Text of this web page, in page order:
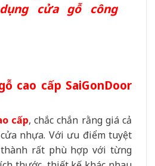
cửa gỗ công
cao cấp SaiGonDoor
cấp, chắc chắn rằng giá cả
nhựa. Với ưu điểm tuyệt
rất phù hợp với từng